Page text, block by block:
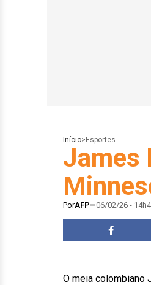
Início> Esportes
James
PorAFP 06/02/26 -
O meia colombiano